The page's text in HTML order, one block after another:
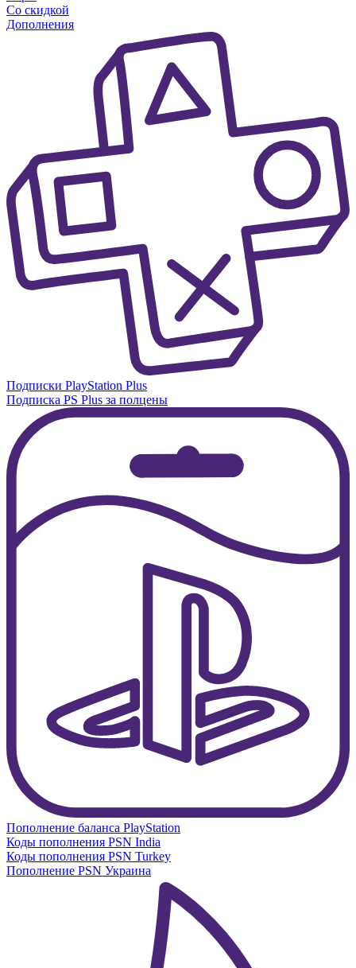
Со скидкой
Дополнения
Подписки PlayStation Plus
Подписка PS Plus за полцены
Пополнение баланса PlayStation
Коды пополнения PSN India
Коды пополнения PSN Turkey
Пополнение PSN Украина